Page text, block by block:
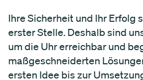
Ihre Sicherheit und Ihr Erfolg
erster Stelle. Deshalb sind
um die Uhr erreichbar und
maßgeschneiderten
ersten Idee bis zur